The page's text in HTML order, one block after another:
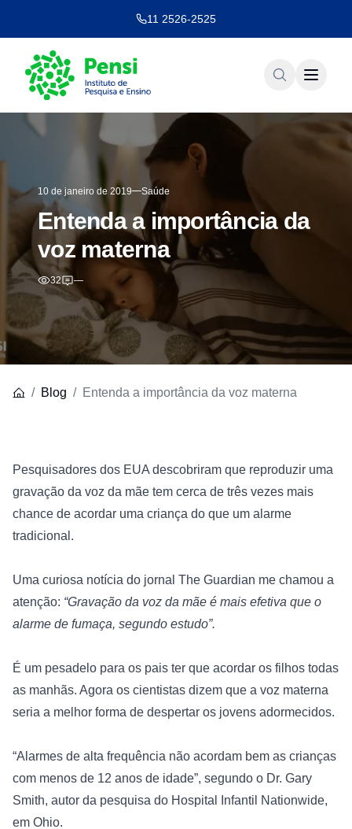
11 2526-2525
10 de janeiro de 2019 Saúde
Entenda a importância da
voz materna
32 —
Blog Entenda a importância da voz materna
Pesquisadores dos EUA descobriram que reproduzir uma
gravação da voz da mãe tem cerca de três vezes mais
chance de acordar uma criança do que um alarme
tradicional.
Uma curiosa notícia do jornal The Guardian me chamou a
atenção: “Gravação da voz da mãe é mais efetiva que o
alarme de fumaça, segundo estudo”.
É um pesadelo para os pais ter que acordar os filhos todas
as manhãs. Agora os cientistas dizem que a voz materna
seria a melhor forma de despertar os jovens adormecidos.
“Alarmes de alta frequência não acordam bem as crianças
com menos de 12 anos de idade”, segundo o Dr. Gary
Smith, autor da pesquisa do Hospital Infantil Nationwide,
em Ohio.